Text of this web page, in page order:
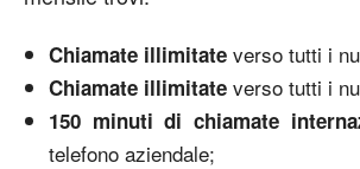
Chiamate illimitate verso tutti i
Chiamate illimitate verso tutti i
150 minuti di chiamate
telefono aziendale;